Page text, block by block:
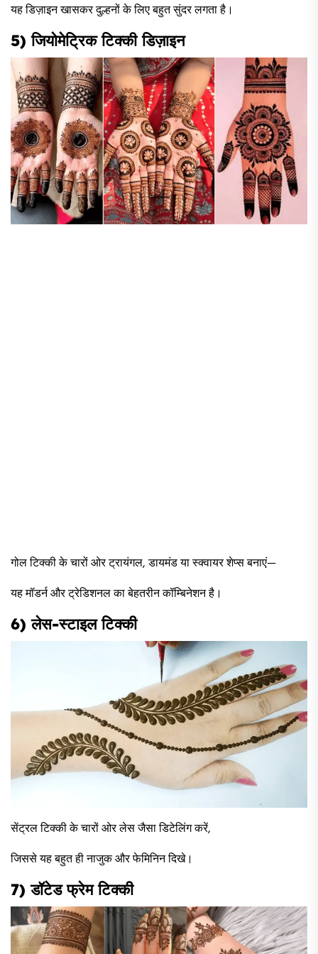
यह डिज़ाइन खासकर दुल्हनों के लिए बहुत सुंदर लगता है।
5) जियोमेट्रिक टिक्की डिज़ाइन
गोल टिक्की के चारों ओर ट्रायंगल, डायमंड या स्क्वायर शेप्स बनाएं—
यह मॉडर्न और ट्रेडिशनल का बेहतरीन कॉम्बिनेशन है।
6) लेस-स्टाइल टिक्की
सेंट्रल टिक्की के चारों ओर लेस जैसा डिटेलिंग करें,
जिससे यह बहुत ही नाजुक और फेमिनिन दिखे।
7) डॉटेड फ्रेम टिक्की